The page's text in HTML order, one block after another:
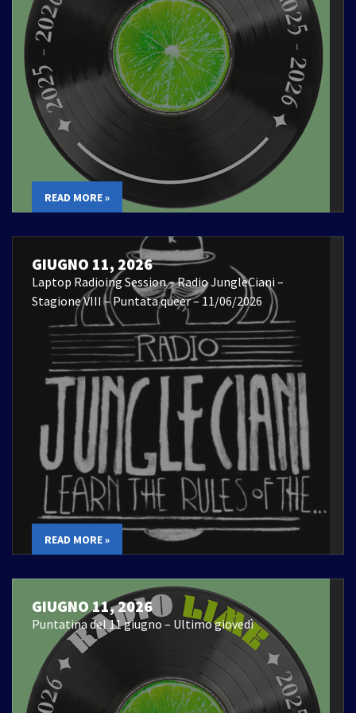
READ MORE »
GIUGNO 11, 2026
Laptop Radioing Session – Radio JungleCiani –
Stagione VIII – Puntata queer – 11/06/2026
READ MORE »
GIUGNO 11, 2026
Puntatina del 11 giugno – Ultimo giovedì